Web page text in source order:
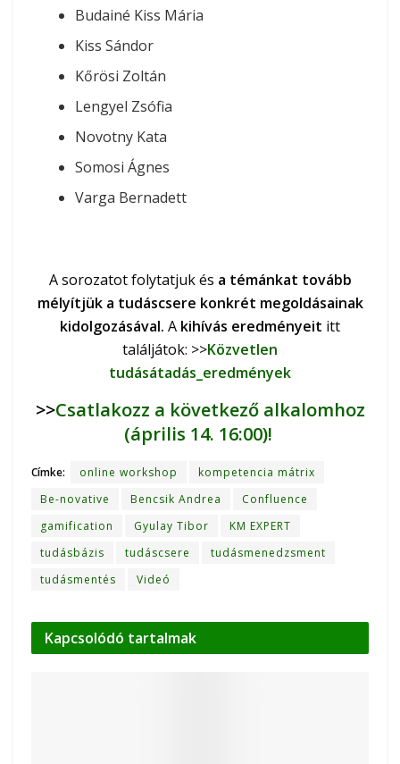
Budainé Kiss Mária
Kiss Sándor
Kőrösi Zoltán
Lengyel Zsófia
Novotny Kata
Somosi Ágnes
Varga Bernadett
A sorozatot folytatjuk és a témánkat tovább
mélyítjük a tudáscsere konkrét megoldásainak
kidolgozásával. A kihívás eredményeit itt
találjátok: >>Közvetlen
tudásátadás_eredmények
>>Csatlakozz a következő alkalomhoz
(április 14. 16:00)!
Címke: online workshop
kompetencia mátrix
Be-novative
Bencsik Andrea
Confluence
gamification
Gyulay Tibor
KM EXPERT
tudásbázis
tudáscsere
tudásmenedzsment
tudásmentés
Videó
Kapcsolódó tartalmak